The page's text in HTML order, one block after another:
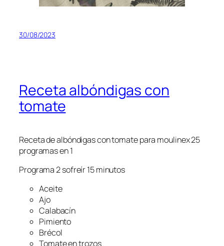
30/08/2023
Receta albóndigas con
tomate
Receta de albóndigas con tomate para moulinex 25
programas en 1
Programa 2 sofreír 15 minutos
Aceite
Ajo
Calabacín
Pimiento
Brécol
Tomate en trozos